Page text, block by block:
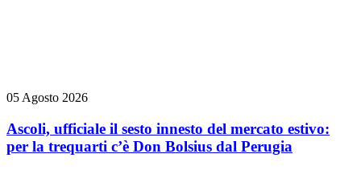
05 Agosto 2026
Ascoli, ufficiale il sesto innesto del mercato estivo:
per la trequarti c’è Don Bolsius dal Perugia